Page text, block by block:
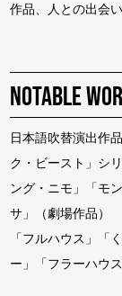
作品、人との出会
NOTABLE
日本語吹替演出作
ク・ビースト」シ
ング・ニモ」「モ
サ」（劇場作品）
「フルハウス」「
ー」「フラーハウ